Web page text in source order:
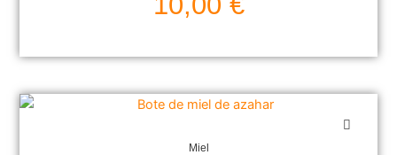
Miel